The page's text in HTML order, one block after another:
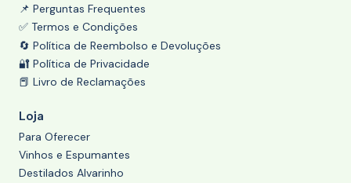
📌 Perguntas Frequentes
✅ Termos e Condições
🔄 Política de Reembolso e Devoluções
🔐 Política de Privacidade
📕 Livro de Reclamações
Loja
Para Oferecer
Vinhos e Espumantes
Destilados Alvarinho